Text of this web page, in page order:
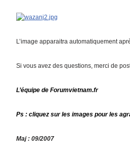
L’image apparaitra automatiquement
Si vous avez des questions, merci de
L’équipe de Forumvietnam.fr
Ps : cliquez sur les images pour les
Maj : 09/2007